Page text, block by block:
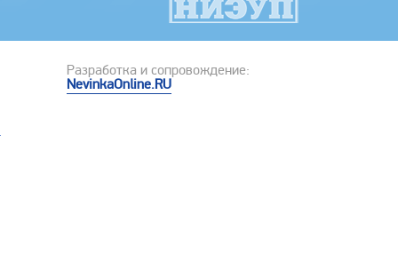
Разработка и сопровождение:
NevinkaOnline.RU